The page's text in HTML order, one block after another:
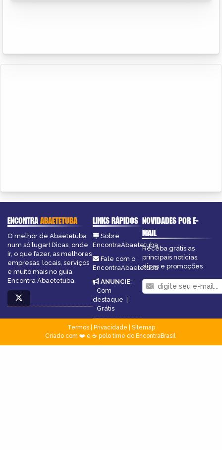
ENCONTRAABAETETUBA
O melhor de Abaetetuba
num só lugar! Dicas, onde
ir, o que fazer, as melhores
empresas, locais, serviços
e muito mais no guia
Encontra Abaetetuba.
LINKS RÁPIDOS
Sobre
EncontraAbaetetuba
Fale com o
EncontraAbaetetuba
ANUNCIE:
Com
destaque |
Grátis
NOVIDADES POR E-
MAIL
Receba grátis as
principais notícias,
dicas e promoções
Termos| Privacidade
Sitemap
Criado com ❤️ e ☕ pelo time do EncontraBrasil